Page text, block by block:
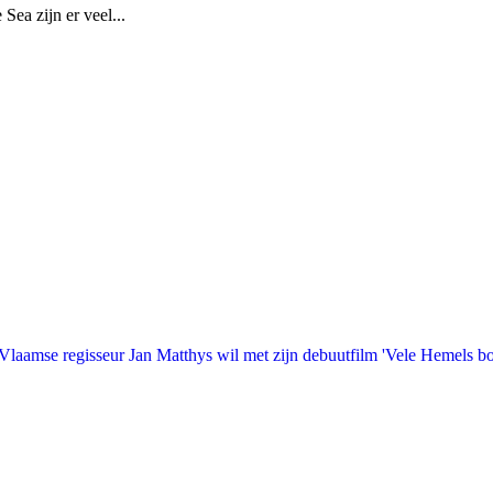
zijn er veel...
regisseur Jan Matthys wil met zijn debuutfilm 'Vele Hemels